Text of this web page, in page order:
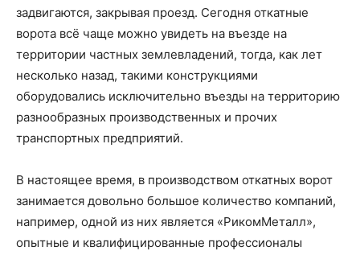
задвигаются, закрывая проезд. Сегодня откатные
ворота всё чаще можно увидеть на въезде на
территории частных землевладений, тогда, как лет
несколько назад, такими конструкциями
оборудовались исключительно въезды на территорию
разнообразных производственных и прочих
транспортных предприятий.
В настоящее время, в производством откатных ворот
занимается довольно большое количество компаний,
например, одной из них является «РикомМеталл»,
опытные и квалифицированные профессионалы